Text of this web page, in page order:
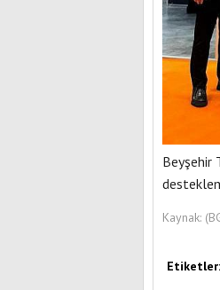
Beyşehir
Kaynak:
Etiketler: